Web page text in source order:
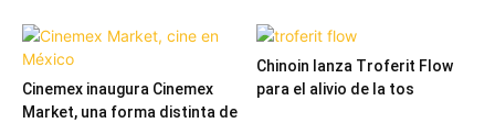
Cinemex inaugura Cinemex
Market, una forma distinta de
Chinoin lanza Troferit Flow
para el alivio de la tos